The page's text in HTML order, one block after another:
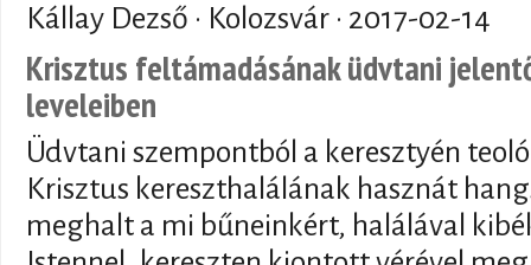
Kállay Dezső · Kolozsvár · 2017-02-14
Krisztus feltámadásának üdvtani
leveleiben
Üdvtani szempontból a keresztyén
Krisztus kereszthalálának hasznát
meghalt a mi bűneinkért, halálával